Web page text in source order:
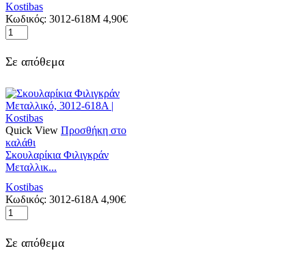
Kostibas
Κωδικός: 3012-618M 4,90€
Σκουλαρίκια
Φιλιγκράν
Μεταλλικό
Μαύρο
Χρυσό,
3012-
618M
|
Kostibas
ποσότητα
Σε απόθεμα
Quick View Προσθήκη στο
καλάθι
Σκουλαρίκια Φιλιγκράν
Μεταλλικ...
Kostibas
Κωδικός: 3012-618A 4,90€
Σκουλαρίκια
Φιλιγκράν
Μεταλλικό,
3012-
Σε απόθεμα